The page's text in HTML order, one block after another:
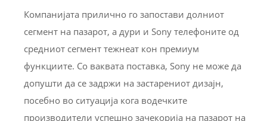
Компанијата прилично го запостави долниот
сегмент на пазарот, а дури и Sony телефоните од
средниот сегмент тежнеат кон премиум
функциите. Со ваквата поставка, Sony не може да
допушти да се задржи на застарениот дизајн,
посебно во ситуација кога водечките
производители успешно зачекорија на пазарот на